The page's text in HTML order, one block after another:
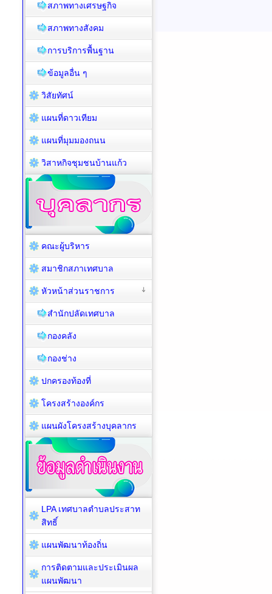
สภาพทางเศรษฐกิจ
สภาพทางสังคม
การบริการพื้นฐาน
ข้อมูลอื่น ๆ
วิสัยทัศน์
แผนที่ดาวเทียม
แผนที่มุมมองถนน
วิสาหกิจชุมชนบ้านแก้ว
คณะผู้บริหาร
สมาชิกสภาเทศบาล
หัวหน้าส่วนราชการ
สำนักปลัดเทศบาล
กองคลัง
กองช่าง
ปกครองท้องที่
โครงสร้างองค์กร
แผนผังโครงสร้างบุคลากร
LPA เทศบาลตำบลประสาท
สิทธิ์
แผนพัฒนาท้องถิ่น
การติดตามและประเมินผล
แผนพัฒนา